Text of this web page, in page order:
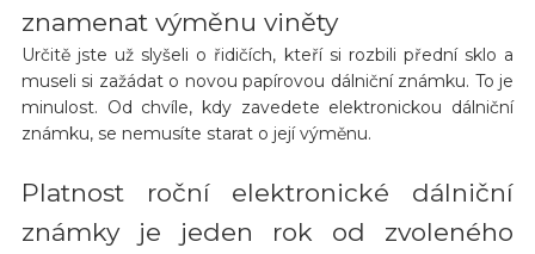
znamenat výměnu viněty
Určitě jste už slyšeli o řidičích, kteří si rozbili přední sklo a
museli si zažádat o novou papírovou dálniční známku. To je
minulost. Od chvíle, kdy zavedete elektronickou dálniční
známku, se nemusíte starat o její výměnu.
Platnost roční elektronické dálniční
známky je jeden rok od zvoleného